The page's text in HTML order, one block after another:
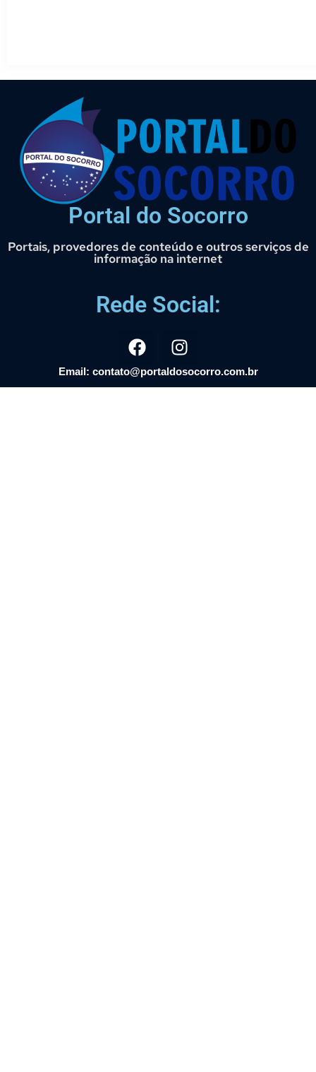
Portal do Socorro
Portais, provedores de conteúdo e outros serviços de
informação na internet
Rede Social:
Email: contato@portaldosocorro.com.br